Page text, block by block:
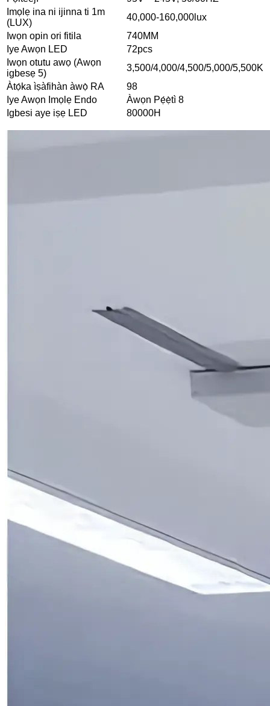
Imọlẹ ina ni ijinna ti 1m
(LUX)
40,000-160,000lux
Iwọn opin ori fitila
740MM
Iye Awọn LED
72pcs
Iwọn otutu awọ (Awọn
igbesẹ 5)
3,500/4,000/4,500/5,000/5,500K
Àtọ́ka ìṣàfihàn àwọ̀ RA
98
Iye Awọn Imọlẹ Endo
Àwọn Pẹ́ẹ̀tì 8
Igbesi aye iṣẹ LED
80000H